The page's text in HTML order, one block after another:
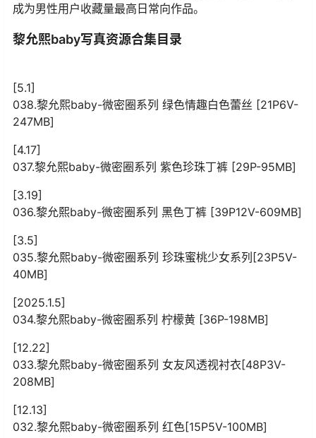
成为男性用户收藏量最高日常向作品。
黎允熙baby写真资源合集目录
[5.1]
038.黎允熙baby-微密圈系列 绿色情趣白色蕾丝 [21P6V-
247MB]
[4.17]
037.黎允熙baby-微密圈系列 紫色珍珠丁裤 [29P-95MB]
[3.19]
036.黎允熙baby-微密圈系列 黑色丁裤 [39P12V-609MB]
[3.5]
035.黎允熙baby-微密圈系列 珍珠蜜桃少女系列[23P5V-
40MB]
[2025.1.5]
034.黎允熙baby-微密圈系列 柠檬黄 [36P-198MB]
[12.22]
033.黎允熙baby-微密圈系列 女友风透视衬衣[48P3V-
208MB]
[12.13]
032.黎允熙baby-微密圈系列 红色[15P5V-100MB]